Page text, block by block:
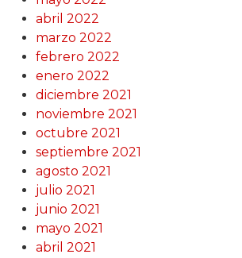
abril 2022
marzo 2022
febrero 2022
enero 2022
diciembre 2021
noviembre 2021
octubre 2021
septiembre 2021
agosto 2021
julio 2021
junio 2021
mayo 2021
abril 2021